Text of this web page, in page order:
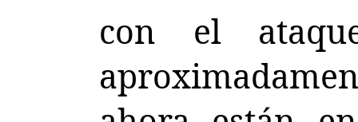
con el